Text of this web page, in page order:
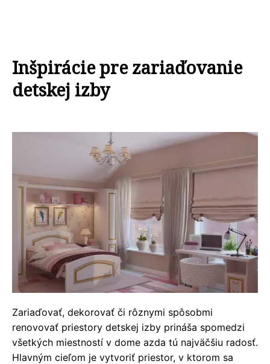
Inšpirácie pre zariaďovanie
detskej izby
Zariaďovať, dekorovať či rôznymi spôsobmi
renovovať priestory detskej izby prináša spomedzi
všetkých miestností v dome azda tú najväčšiu radosť.
Hlavným cieľom je vytvoriť priestor, v ktorom sa